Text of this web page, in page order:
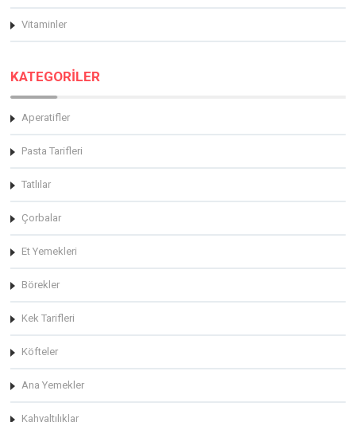
Vitaminler
KATEGORİLER
Aperatifler
Pasta Tarifleri
Tatlılar
Çorbalar
Et Yemekleri
Börekler
Kek Tarifleri
Köfteler
Ana Yemekler
Kahvaltılıklar